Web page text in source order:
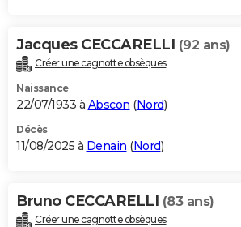
Jacques CECCARELLI (92 ans)
Créer une cagnotte obsèques
Naissance
22/07/1933 à Abscon (Nord)
Décès
11/08/2025 à Denain (Nord)
Bruno CECCARELLI (83 ans)
Créer une cagnotte obsèques